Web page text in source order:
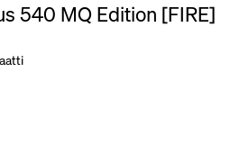
540 MQ Edition [FIRE]